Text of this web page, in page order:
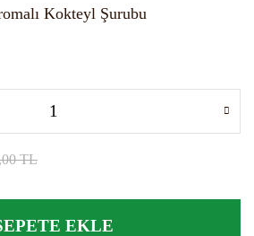
Kokteyl Şurubu
TL
EKLE